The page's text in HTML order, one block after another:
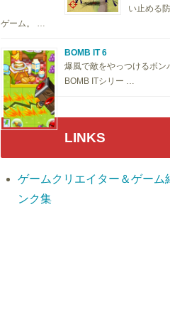
い止める
ゲーム。 …
BOMB IT 6
爆風で敵をやっつけるボン
BOMB ITシリー …
LINKS
ゲームクリエイター＆ゲーム
ンク集